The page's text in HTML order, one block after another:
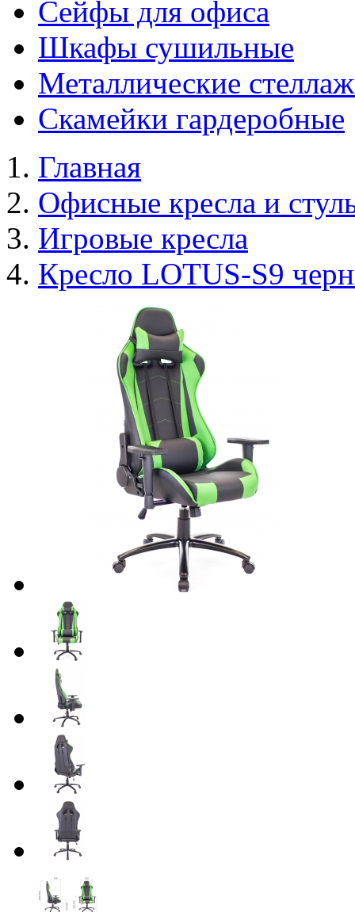
Сейфы для офиса
Шкафы сушильные
Металлические
Скамейки гардеробные
Главная
Офисные кресла и
Игровые кресла
Кресло LOTUS-S9